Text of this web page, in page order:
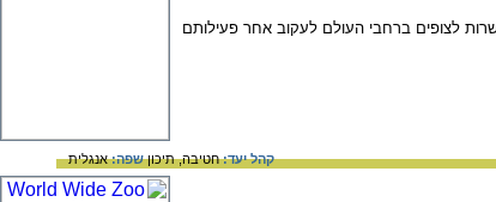
לצופים ברחבי העולם לעקוב אחר פעילותם
קהל יעד:חטיבה,תיכוןשפה:אנגלית